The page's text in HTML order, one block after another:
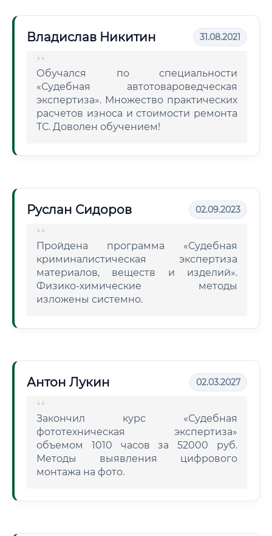
Владислав Никитин 31.08.2021
Обучался по специальности
«Судебная автотовароведческая
экспертиза». Множество практических
расчетов износа и стоимости ремонта
ТС. Доволен обучением!
Руслан Сидоров 02.09.2023
Пройдена программа «Судебная
криминалистическая экспертиза
материалов, веществ и изделий».
Физико-химические методы
изложены системно.
Антон Лукин 02.03.2027
Закончил курс «Судебная
фототехническая экспертиза»
объемом 1010 часов за 52000 руб.
Методы выявления цифрового
монтажа на фото.